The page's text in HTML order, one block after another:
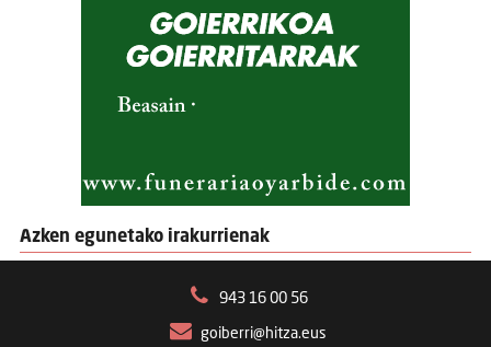
Azken egunetako irakurrienak
943 16 00 56
goiberri@hitza.eus